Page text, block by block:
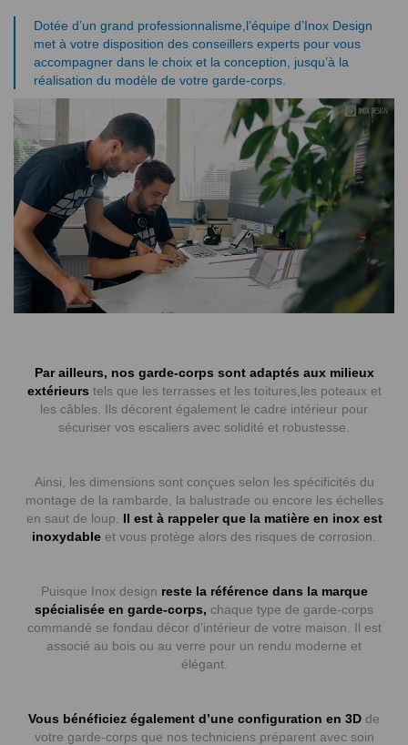
Dotée d’un grand professionnalisme,l’équipe d’Inox Design
met à votre disposition des conseillers experts pour vous
accompagner dans le choix et la conception, jusqu’à la
réalisation du modèle de votre garde-corps.
Par ailleurs, nos garde-corps sont adaptés aux milieux
extérieurs tels que les terrasses et les toitures,les poteaux et
les câbles. Ils décorent également le cadre intérieur pour
sécuriser vos escaliers avec solidité et robustesse.
Ainsi, les dimensions sont conçues selon les spécificités du
montage de la rambarde, la balustrade ou encore les échelles
en saut de loup.
Il est à rappeler que la matière en inox est
inoxydable et vous protège alors des risques de corrosion.
Puisque Inox design reste la référence dans la marque
spécialisée en garde-corps, chaque type de garde-corps
commandé se fondau décor d’intérieur de votre maison. Il est
associé au bois ou au verre pour un rendu moderne et
élégant.
Vous bénéficiez également d’une configuration en 3D de
votre garde-corps que nos techniciens préparent avec soin